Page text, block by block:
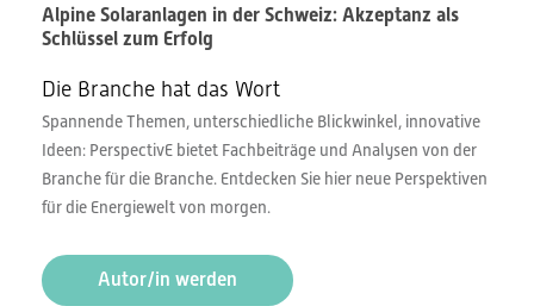
Alpine Solaranlagen in der Schweiz: Akzeptanz als
Schlüssel zum Erfolg
Die Branche hat das Wort
Spannende Themen, unterschiedliche Blickwinkel, innovative
Ideen: PerspectivE bietet Fachbeiträge und Analysen von der
Branche für die Branche. Entdecken Sie hier neue Perspektiven
für die Energiewelt von morgen.
Autor/in werden